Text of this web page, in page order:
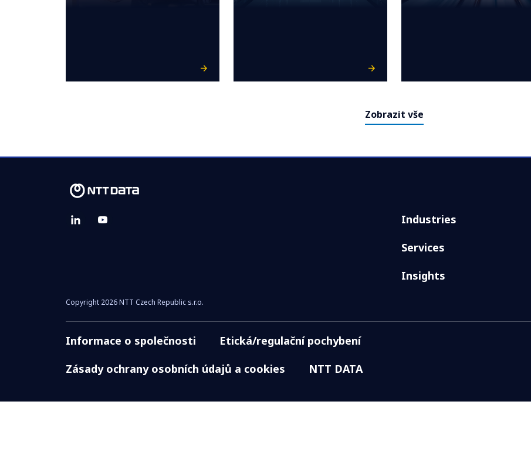
Zobrazit vše
Industries
Services
Insights
Copyright 2026 NTT Czech Republic s.r.o.
Informace o společnosti
Etická/regulační pochybení
Zásady ochrany osobních údajů a cookies
NTT DATA